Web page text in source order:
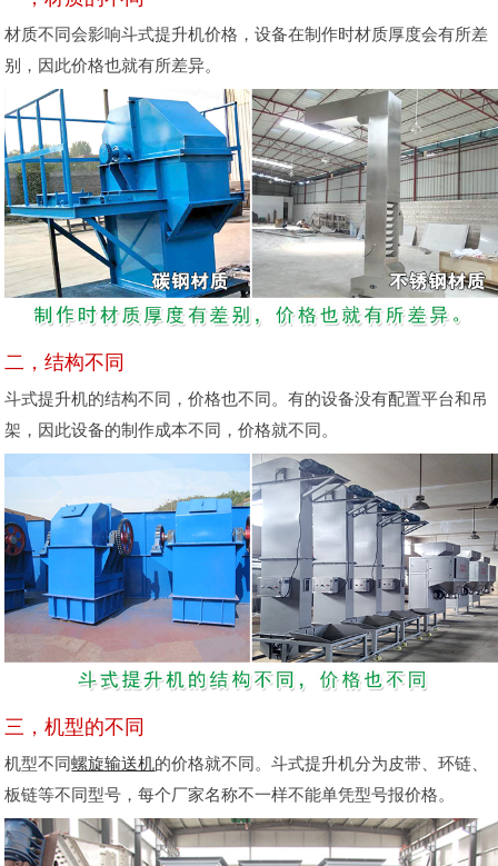
材质不同会影响斗式提升机价格，设备在制作时材质厚度会有所差
别，因此价格也就有所差异。
二，结构不同
斗式提升机的结构不同，价格也不同。有的设备没有配置平台和吊
架，因此设备的制作成本不同，价格就不同。
三，机型的不同
机型不同螺旋输送机的价格就不同。斗式提升机分为皮带、环链、
板链等不同型号，每个厂家名称不一样不能单凭型号报价格。